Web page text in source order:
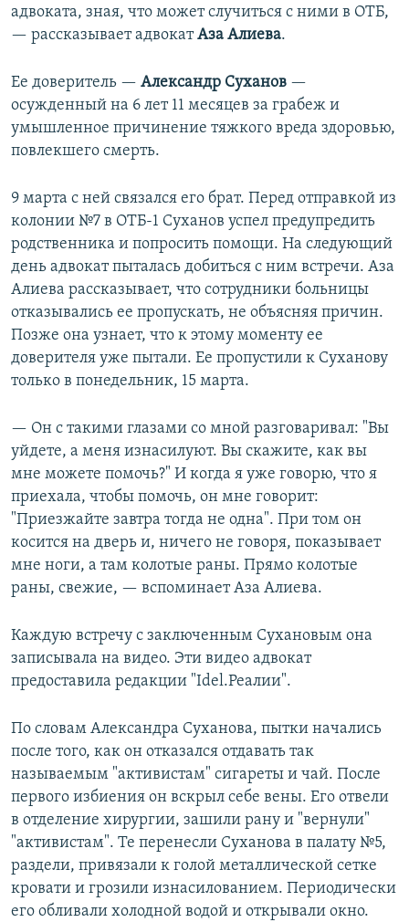
адвоката, зная, что может случиться с ними в ОТБ,
— рассказывает адвокатАза Алиева.
Ее доверитель — Александр Суханов —
осужденный на 6 лет 11 месяцев за грабеж и
умышленное причинение тяжкого вреда здоровью,
повлекшего смерть.
9 марта с ней связался его брат. Перед отправкой из
колонии №7 в ОТБ-1 Суханов успел предупредить
родственника и попросить помощи. На следующий
день адвокат пыталась добиться с ним встречи. Аза
Алиева рассказывает, что сотрудники больницы
отказывались ее пропускать, не объясняя причин.
Позже она узнает, что к этому моменту ее
доверителя уже пытали. Ее пропустили к Суханову
только в понедельник, 15 марта.
— Он с такими глазами со мной разговаривал: "Вы
уйдете, а меня изнасилуют. Вы скажите, как вы
мне можете помочь?" И когда я уже говорю, что я
приехала, чтобы помочь, он мне говорит:
"Приезжайте завтра тогда не одна". При том он
косится на дверь и, ничего не говоря, показывает
мне ноги, а там колотые раны. Прямо колотые
раны, свежие, — вспоминает Аза Алиева.
Каждую встречу с заключенным Сухановым она
записывала на видео. Эти видео адвокат
предоставила редакции "Idel.Реалии".
По словам Александра Суханова, пытки начались
после того, как он отказался отдавать так
называемым "активистам" сигареты и чай. После
первого избиения он вскрыл себе вены. Его отвели
в отделение хирургии, зашили рану и "вернули"
"активистам". Те перенесли Суханова в палату №5,
раздели, привязали к голой металлической сетке
кровати и грозили изнасилованием. Периодически
его обливали холодной водой и открывали окно.